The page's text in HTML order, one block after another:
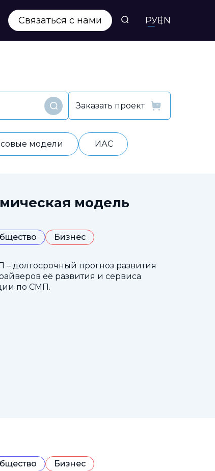
Связаться с нами РУEN
НайтиЗаказать проект
модели ИАС
модель
Бизнес
долгосрочный прогноз развития
её развития и сервиса
по СМП.
Бизнес